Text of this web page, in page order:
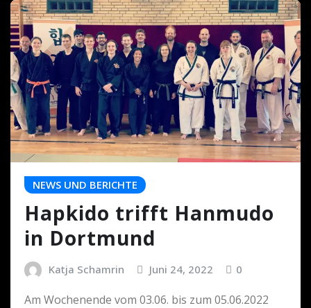
NEWS UND BERICHTE
Hapkido trifft Hanmudo
in Dortmund
Katja Schamrin Juni 24, 2022 0
Am Wochenende vom 03.06. bis zum 05.06.2022